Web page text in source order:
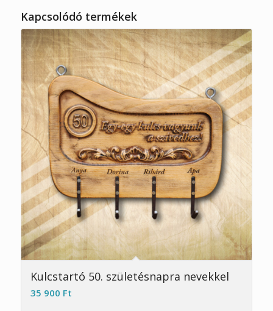
Kapcsolódó termékek
Kulcstartó 50. születésnapra nevekkel
35 900 Ft